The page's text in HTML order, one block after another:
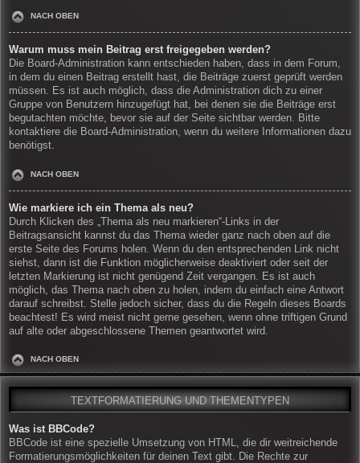
NACH OBEN
Warum muss mein Beitrag erst freigegeben werden?
Die Board-Administration kann entschieden haben, dass in dem Forum,
in dem du einen Beitrag erstellt hast, die Beiträge zuerst geprüft werden
müssen. Es ist auch möglich, dass die Administration dich zu einer
Gruppe von Benutzern hinzugefügt hat, bei denen sie die Beiträge erst
begutachten möchte, bevor sie auf der Seite sichtbar werden. Bitte
kontaktiere die Board-Administration, wenn du weitere Informationen dazu
benötigst.
NACH OBEN
Wie markiere ich ein Thema als neu?
Durch Klicken des „Thema als neu markieren“-Links in der
Beitragsansicht kannst du das Thema wieder ganz nach oben auf die
erste Seite des Forums holen. Wenn du den entsprechenden Link nicht
siehst, dann ist die Funktion möglicherweise deaktiviert oder seit der
letzten Markierung ist nicht genügend Zeit vergangen. Es ist auch
möglich, das Thema nach oben zu holen, indem du einfach eine Antwort
darauf schreibst. Stelle jedoch sicher, dass du die Regeln dieses Boards
beachtest! Es wird meist nicht gerne gesehen, wenn ohne triftigen Grund
auf alte oder abgeschlossene Themen geantwortet wird.
NACH OBEN
TEXTFORMATIERUNG UND THEMENTYPEN
Was ist BBCode?
BBCode ist eine spezielle Umsetzung von HTML, die dir weitreichende
Formatierungsmöglichkeiten für deinen Text gibt. Die Rechte zur